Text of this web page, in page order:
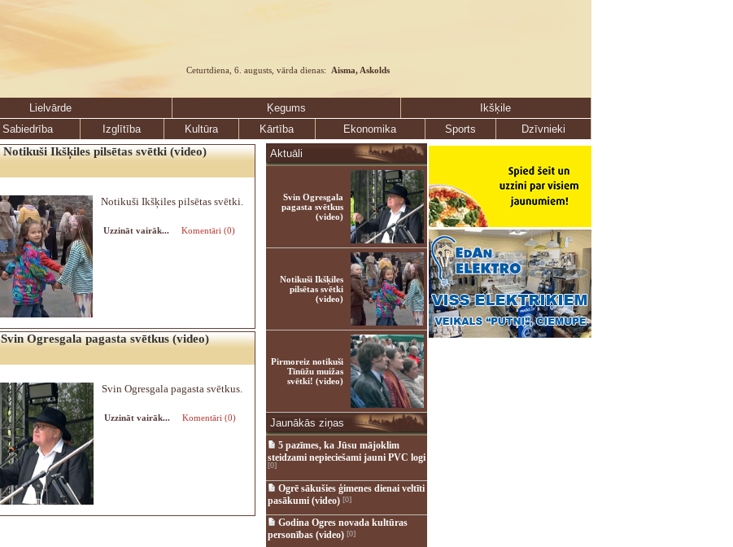
Ceturtdiena, 6. augusts, vārda dienas: Aisma, Askolds
Lielvārde Ķegums
Ikšķile
Sabiedrība Izglītība Kultūra Kārtība Ekonomika Sports
Dzīvnieki
Notikuši Ikšķiles pilsētas svētki (video)
Notikuši Ikšķiles pilsētas svētki.
Uzzināt vairāk... Komentāri (0)
Svin Ogresgala pagasta svētkus (video)
Svin Ogresgala pagasta svētkus.
Uzzināt vairāk... Komentāri (0)
Aktuāli
Svin Ogresgala
pagasta svētkus
(video)
Notikuši Ikšķiles
pilsētas svētki
(video)
Pirmoreiz notikuši
Tīnūžu muižas
svētki! (video)
Jaunākās ziņas
5 pazīmes, ka Jūsu mājoklim
steidzami nepieciešami jauni PVC logi
[0]
Ogrē sākušies ģimenes dienai veltīti
pasākumi (video)[0]
Godina Ogres novada kultūras
personības (video)[0]